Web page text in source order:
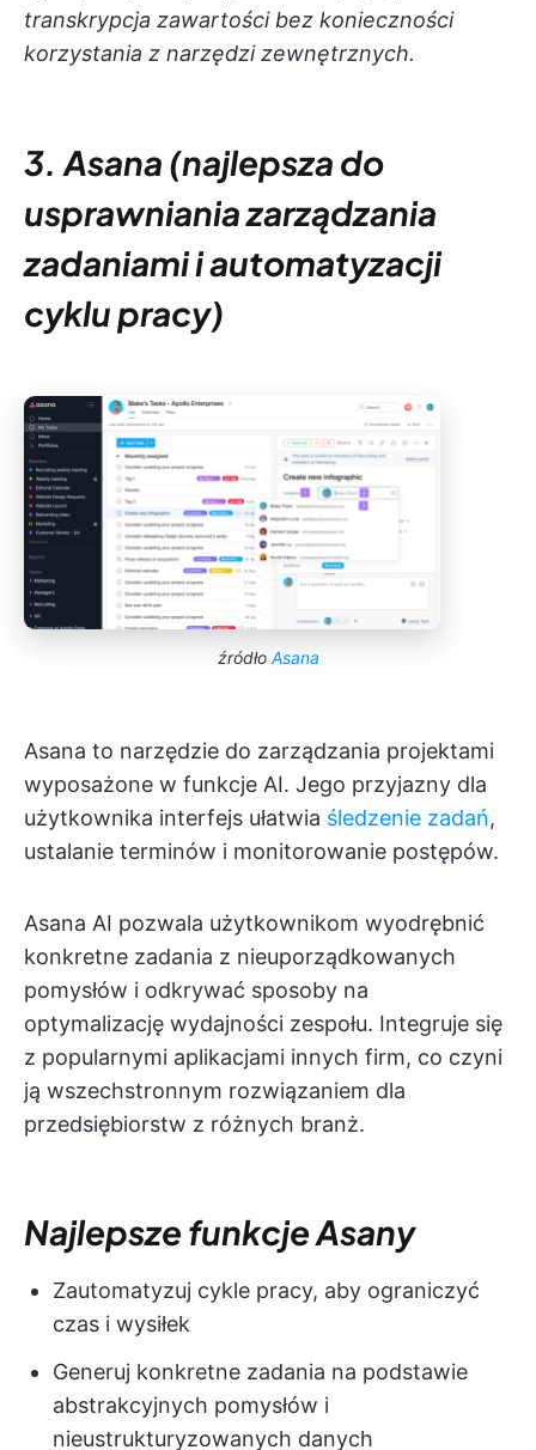
transkrypcja zawartości bez konieczności
korzystania z narzędzi zewnętrznych.
3. Asana (najlepsza do
usprawniania zarządzania
zadaniami i automatyzacji
cyklu pracy)
źródło Asana
Asana to narzędzie do zarządzania projektami
wyposażone w funkcje AI. Jego przyjazny dla
użytkownika interfejs ułatwia śledzenie zadań,
ustalanie terminów i monitorowanie postępów.
Asana AI pozwala użytkownikom wyodrębnić
konkretne zadania z nieuporządkowanych
pomysłów i odkrywać sposoby na
optymalizację wydajności zespołu. Integruje się
z popularnymi aplikacjami innych firm, co czyni
ją wszechstronnym rozwiązaniem dla
przedsiębiorstw z różnych branż.
Najlepsze funkcje Asany
Zautomatyzuj cykle pracy, aby ograniczyć
czas i wysiłek
Generuj konkretne zadania na podstawie
abstrakcyjnych pomysłów i
nieustrukturyzowanych danych